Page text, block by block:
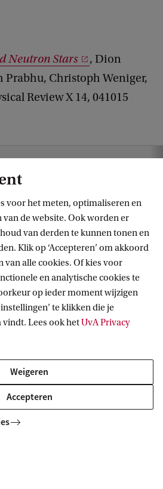
Neutron Stars
, Dion
Christoph Weniger,
Review X 14, 041015
voor het meten, optimaliseren en
de website. Ook worden er
van derden te kunnen tonen en
Klik op ‘Accepteren’ om akkoord
van alle cookies. Of kies voor
en analytische cookies te
op ieder moment wijzigen
te klikken die je
Lees ook hetUvA Privacy
Weigeren
Accepteren